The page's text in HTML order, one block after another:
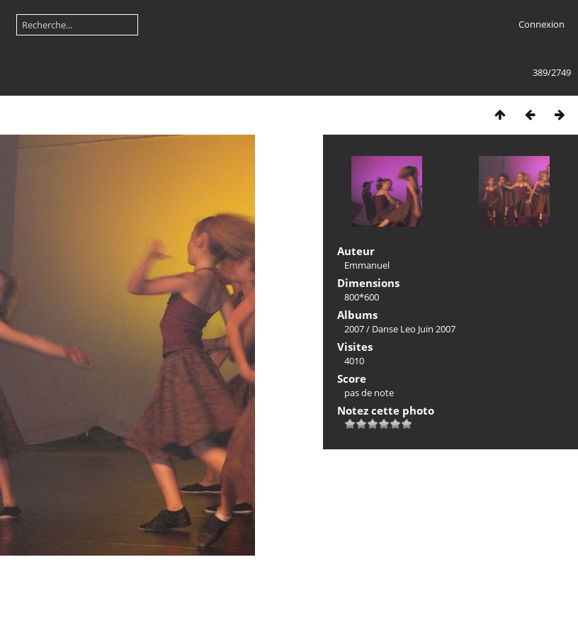
Connexion
389/2749
Auteur
Emmanuel
Dimensions
800*600
Albums
2007/ Danse Leo Juin 2007
Visites
4010
Score
pas de note
Notez cette photo